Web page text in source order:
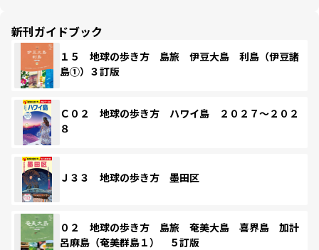
新刊ガイドブック
１５ 地球の歩き方 島旅 伊豆大島 利島（伊豆諸
島①）３訂版
Ｃ０２ 地球の歩き方 ハワイ島 ２０２７～２０２
８
Ｊ３３ 地球の歩き方 墨田区
０２ 地球の歩き方 島旅 奄美大島 喜界島 加計
呂麻島（奄美群島１） ５訂版